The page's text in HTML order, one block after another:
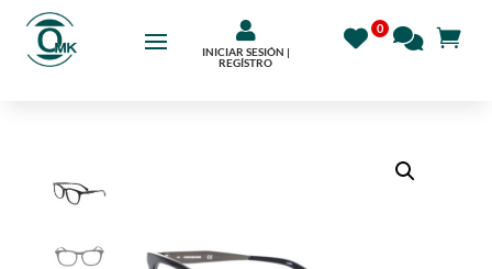

INICIAR SESIÓN |
REGÍSTRO